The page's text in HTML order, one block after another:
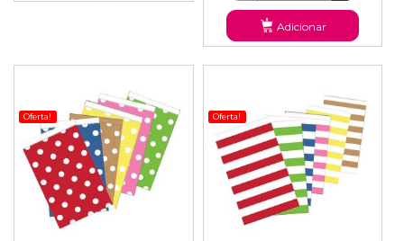
Adicionar
Oferta! Oferta!